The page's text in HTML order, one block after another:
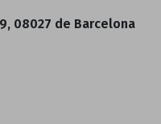
08027 de Barcelona